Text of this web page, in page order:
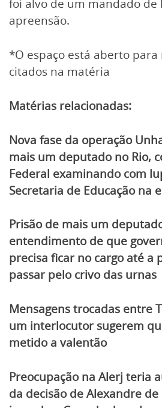
foi alvo de um mandado de
apreensão.
*O espaço está aberto
citados na matéria
Matérias relacionadas:
Nova fase da operação
mais um deputado no Rio,
Federal examinando com
Secretaria de Educação na
Prisão de mais um
entendimento de que
precisa ficar no cargo até a
passar pelo crivo das urnas
Mensagens trocadas entre
um interlocutor sugerem
metido a valentão
Preocupação na Alerj teria
da decisão de Alexandre